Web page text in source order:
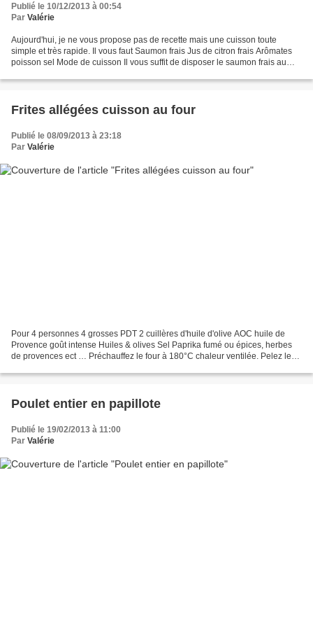
Publié le 10/12/2013 à 00:54
Par Valérie
Aujourd'hui, je ne vous propose pas de recette mais une cuisson toute
simple et très rapide. Il vous faut Saumon frais Jus de citron frais Arômates
poisson sel Mode de cuisson Il vous suffit de disposer le saumon frais au
Frites allégées cuisson au four
Publié le 08/09/2013 à 23:18
Par Valérie
Pour 4 personnes 4 grosses PDT 2 cuillères d'huile d'olive AOC huile de
Provence goût intense Huiles & olives Sel Paprika fumé ou épices, herbes
de provences ect … Préchauffez le four à 180°C chaleur ventilée. Pelez les
Poulet entier en papillote
Publié le 19/02/2013 à 11:00
Par Valérie